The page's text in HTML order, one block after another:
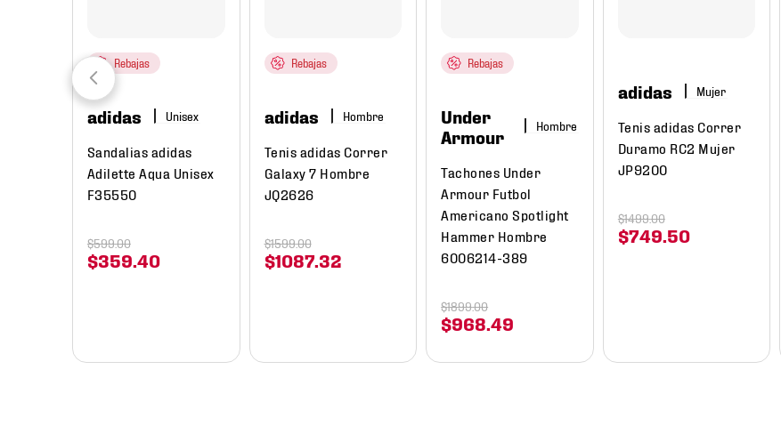
Rebajas
adidas
Sandalias adidas
Adilette Aqua Unisex
F35550
$359 40
$599.00
Rebajas
adidas Hombre
Tenis adidas Correr
Galaxy 7 Hombre
JQ2626
$1087. 32
$1599.00
Rebajas
Under
Armour
Hombre
Tachones Under
Armour Futbol
Americano Spotlight
Hammer Hombre
6006214-389
$968 .49
$1899.00
adidas Mujer
Tenis adidas Correr
Duramo RC2 Mujer
JP9200
$749 50
$1499.00